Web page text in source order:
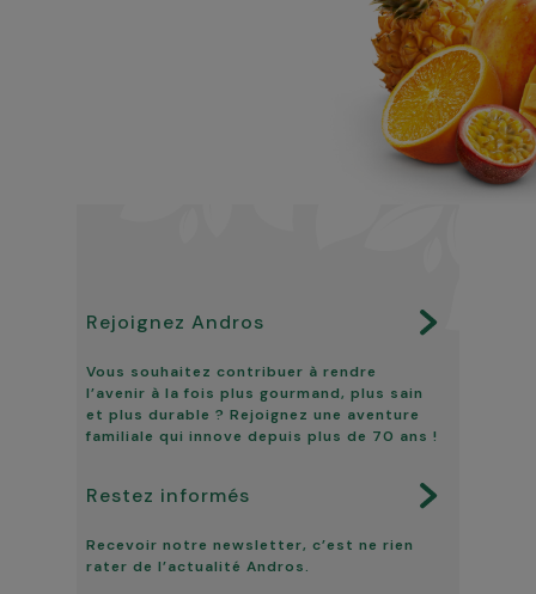
Rejoignez Andros
Vous souhaitez contribuer à rendre
l’avenir à la fois plus gourmand, plus sain
et plus durable ? Rejoignez une aventure
familiale qui innove depuis plus de 70 ans !
Restez informés
Recevoir notre newsletter, c’est ne rien
rater de l’actualité Andros.